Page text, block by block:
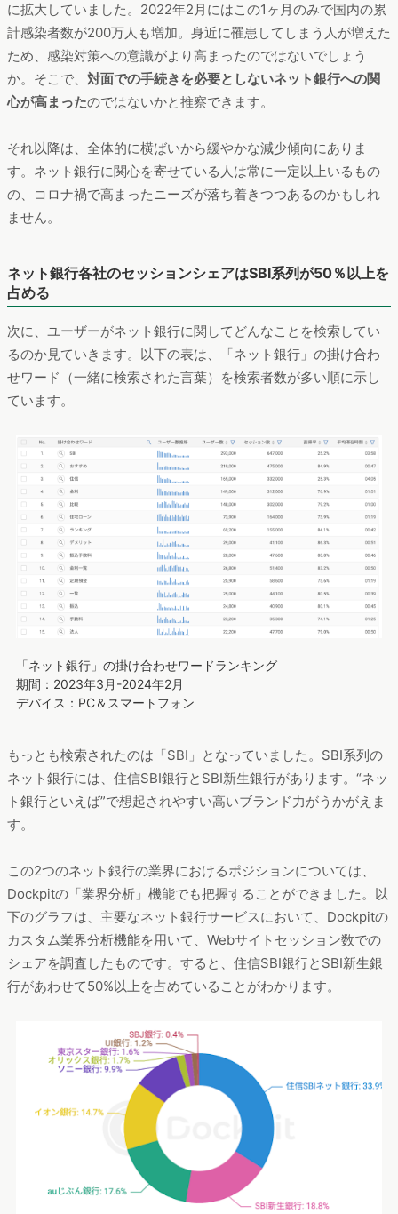
に拡大していました。2022年2月にはこの1ヶ月のみで国内の累
計感染者数が200万人も増加。身近に罹患してしまう人が増えた
ため、感染対策への意識がより高まったのではないでしょう
か。そこで、 対面での手続きを必要としないネット銀行への関
心が高まったのではないかと推察できます。
それ以降は、全体的に横ばいから緩やかな減少傾向にありま
す。ネット銀行に関心を寄せている人は常に一定以上いるもの
の、コロナ禍で高まったニーズが落ち着きつつあるのかもしれ
ません。
ネット銀行各社のセッションシェアはSBI系列が50％以上を
占める
次に、ユーザーがネット銀行に関してどんなことを検索してい
るのか見ていきます。以下の表は、「ネット銀行」の掛け合わ
せワード（一緒に検索された言葉）を検索者数が多い順に示し
ています。
「ネット銀行」の掛け合わせワードランキング
期間：2023年3月-2024年2月
デバイス：PC＆スマートフォン
もっとも検索されたのは「SBI」となっていました。SBI系列の
ネット銀行には、住信SBI銀行とSBI新生銀行があります。“ネッ
ト銀行といえば”で想起されやすい高いブランド力がうかがえま
す。
この2つのネット銀行の業界におけるポジションについては、
Dockpitの「業界分析」機能でも把握することができました。以
下のグラフは、主要なネット銀行サービスにおいて、Dockpitの
カスタム業界分析機能を用いて、Webサイトセッション数での
シェアを調査したものです。すると、住信SBI銀行とSBI新生銀
行があわせて50%以上を占めていることがわかります。